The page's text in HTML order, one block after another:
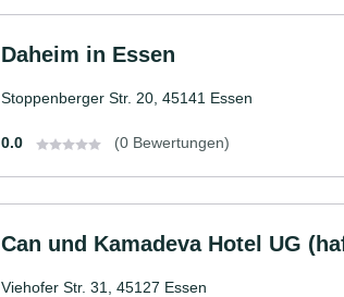
Daheim in Essen
Stoppenberger Str. 20, 45141 Essen
0.0 (0 Bewertungen)
Can und Kamadeva Hotel UG
Viehofer Str. 31, 45127 Essen